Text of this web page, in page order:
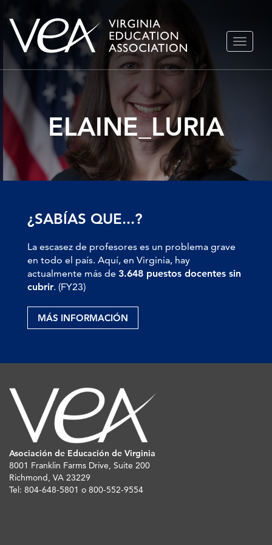
Ir
contenido
ELAINE_LURIA
¿SABÍAS QUE...?
La escasez de profesores es un problema grave
en todo el país. Aquí, en Virginia, hay
actualmente más de 3.648 puestos docentes sin
cubrir. (FY23)
MÁS INFORMACIÓN
Asociación de Educación de Virginia
8001 Franklin Farms Drive, Suite 200
Richmond, VA 23229
Tel: 804-648-5801 o 800-552-9554